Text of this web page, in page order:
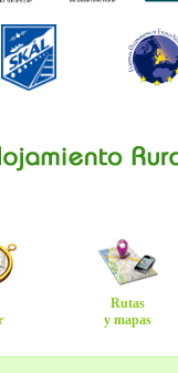
Rutas
y mapas